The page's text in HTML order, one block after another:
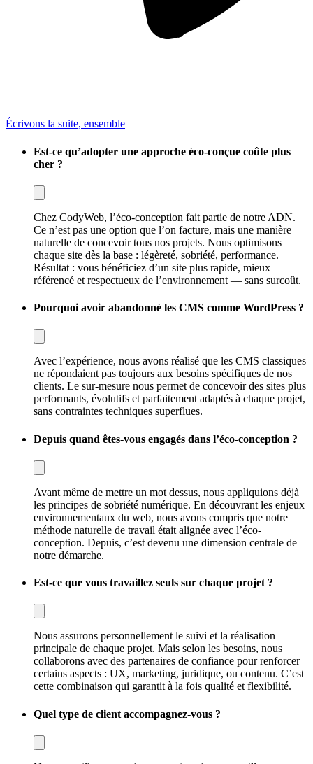
Écrivons la suite, ensemble
Est-ce qu’adopter une approche éco-conçue coûte plus
cher ?
Chez CodyWeb, l’éco-conception fait partie de notre ADN.
Ce n’est pas une option que l’on facture, mais une manière
naturelle de concevoir tous nos projets. Nous optimisons
chaque site dès la base : légèreté, sobriété, performance.
Résultat : vous bénéficiez d’un site plus rapide, mieux
référencé et respectueux de l’environnement — sans surcoût.
Pourquoi avoir abandonné les CMS comme WordPress ?
Avec l’expérience, nous avons réalisé que les CMS classiques
ne répondaient pas toujours aux besoins spécifiques de nos
clients. Le sur-mesure nous permet de concevoir des sites plus
performants, évolutifs et parfaitement adaptés à chaque projet,
sans contraintes techniques superflues.
Depuis quand êtes-vous engagés dans l’éco-conception ?
Avant même de mettre un mot dessus, nous appliquions déjà
les principes de sobriété numérique. En découvrant les enjeux
environnementaux du web, nous avons compris que notre
méthode naturelle de travail était alignée avec l’éco-
conception. Depuis, c’est devenu une dimension centrale de
notre démarche.
Est-ce que vous travaillez seuls sur chaque projet ?
Nous assurons personnellement le suivi et la réalisation
principale de chaque projet. Mais selon les besoins, nous
collaborons avec des partenaires de confiance pour renforcer
certains aspects : UX, marketing, juridique, ou contenu. C’est
cette combinaison qui garantit à la fois qualité et flexibilité.
Quel type de client accompagnez-vous ?